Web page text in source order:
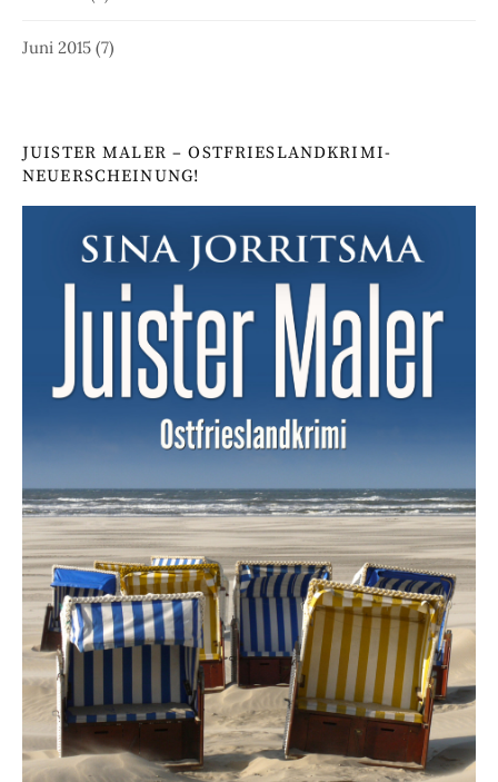
Juni 2015 (7)
JUISTER MALER – OSTFRIESLANDKRIMI-
NEUERSCHEINUNG!